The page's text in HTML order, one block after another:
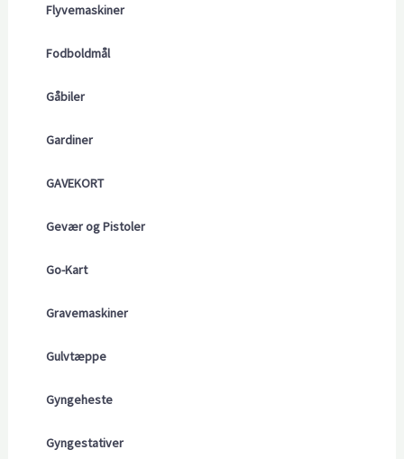
Flyvemaskiner
Fodboldmål
Gåbiler
Gardiner
GAVEKORT
Gevær og Pistoler
Go-Kart
Gravemaskiner
Gulvtæppe
Gyngeheste
Gyngestativer